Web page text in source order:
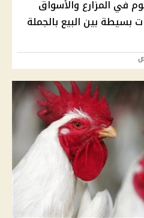
في المزارع والأسواق
بين البيع بالجملة